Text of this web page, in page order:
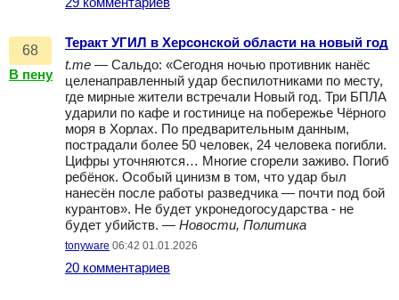
68
В пену
Теракт УГИЛ в Херсонской области на новый год
t.me — Сальдо: «Сегодня ночью противник нанёс
целенаправленный удар беспилотниками по месту,
где мирные жители встречали Новый год. Три БПЛА
ударили по кафе и гостинице на побережье Чёрного
моря в Хорлах. По предварительным данным,
пострадали более 50 человек, 24 человека погибли.
Цифры уточняются… Многие сгорели заживо. Погиб
ребёнок. Особый цинизм в том, что удар был
нанесён после работы разведчика — почти под бой
курантов». Не будет укронедогосударства - не
будет убийств. — Новости, Политика
tonyware 06:42 01.01.2026
20 комментариев